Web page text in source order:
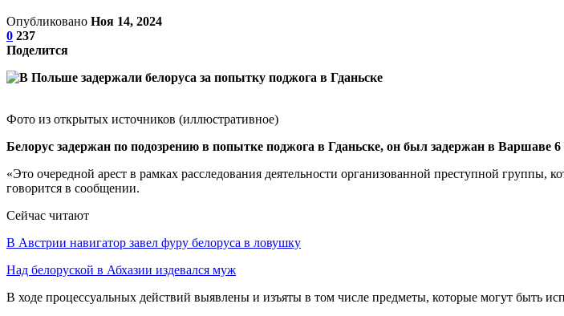
Опубликовано Ноя 14, 2024
0 237
Поделится
Фото из открытых источников (иллюстративное)
Белорус задержан по подозрению в попытке поджога в Гданьске, он был задержан в Варшаве
«Это очередной арест в рамках расследования деятельности организованной преступной
говорится в сообщении.
Сейчас читают
В Австрии навигатор завел фуру белоруса в ловушку
Над белоруской в Абхазии издевался муж
В ходе процессуальных действий выявлены и изъяты в том числе предметы, которые могут быть